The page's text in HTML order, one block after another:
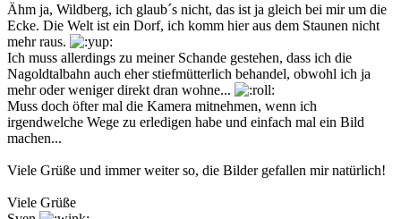
Ähm ja, Wildberg, ich glaub´s nicht, das ist ja gleich bei mir um die
Ecke. Die Welt ist ein Dorf, ich komm hier aus dem Staunen nicht
mehr raus.
Ich muss allerdings zu meiner Schande gestehen, dass ich die
Nagoldtalbahn auch eher stiefmütterlich behandel, obwohl ich ja
mehr oder weniger direkt dran wohne...
Muss doch öfter mal die Kamera mitnehmen, wenn ich
irgendwelche Wege zu erledigen habe und einfach mal ein Bild
machen...
Viele Grüße und immer weiter so, die Bilder gefallen mir natürlich!
Viele Grüße